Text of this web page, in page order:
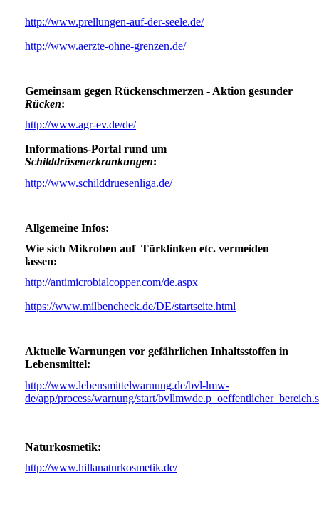
http://www.prellungen-auf-der-seele.de/
http://www.aerzte-ohne-grenzen.de/
Gemeinsam gegen Rückenschmerzen - Aktion gesunder
Rücken:
http://www.agr-ev.de/de/
Informations-Portal rund um
Schilddrüsenerkrankungen:
http://www.schilddruesenliga.de/
Allgemeine Infos:
Wie sich Mikroben auf Türklinken etc. vermeiden
lassen:
http://antimicrobialcopper.com/de.aspx
https://www.milbencheck.de/DE/startseite.html
Aktuelle Warnungen vor gefährlichen Inhaltsstoffen in
Lebensmittel:
http://www.lebensmittelwarnung.de/bvl-lmw-
de/app/process/warnung/start/
Naturkosmetik:
http://www.hillanaturkosmetik.de/